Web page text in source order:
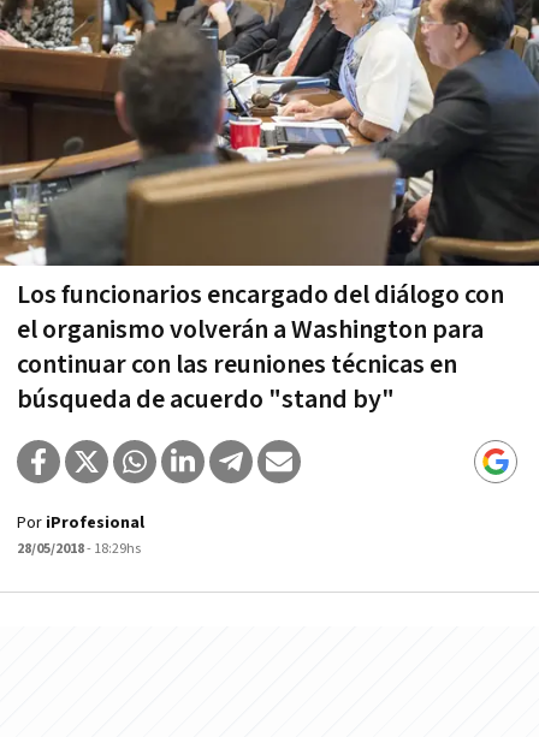
Los funcionarios encargado del diálogo con
el organismo volverán a Washington para
continuar con las reuniones técnicas en
búsqueda de acuerdo "stand by"
Por iProfesional
28/05/2018- 18:29hs